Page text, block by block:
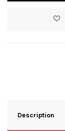
Description